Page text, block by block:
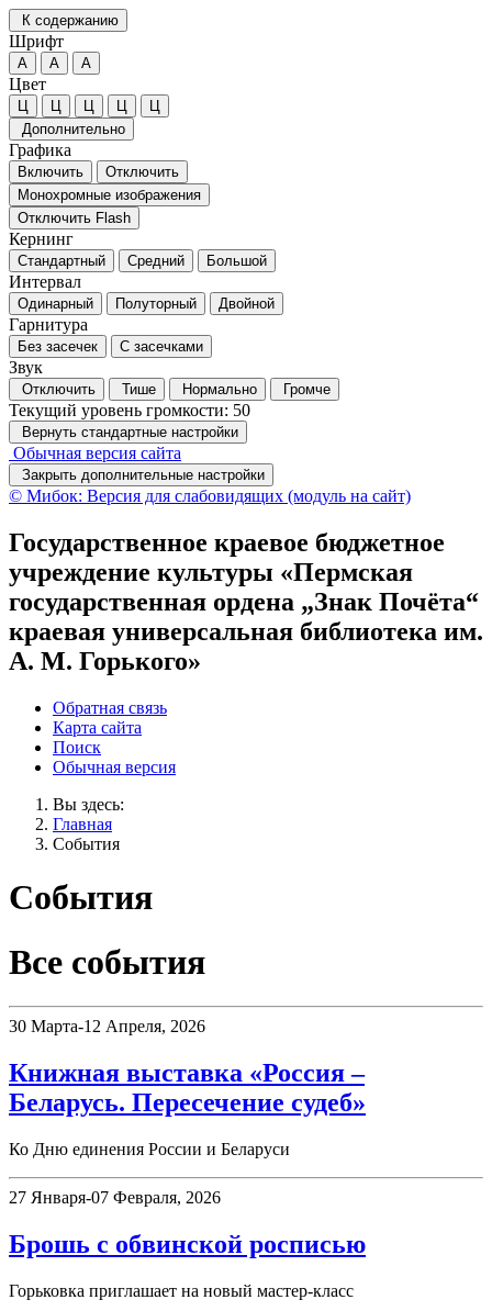
К содержанию
Шрифт
А А А
Цвет
Ц Ц Ц Ц
Ц
Дополнительно
Графика
Включить
Отключить
Монохромные изображения
Отключить Flash
Кернинг
Стандартный Средний Большой
Интервал
Одинарный Полуторный Двойной
Гарнитура
Без засечек С засечками
Звук
Отключить Тише Нормально Громче
Текущий уровень громкости: 50
Вернуть стандартные настройки
Обычная версия сайта
Закрыть дополнительные настройки
© Мибок: Версия для слабовидящих (модуль на сайт)
Государственное краевое бюджетное
учреждение культуры «Пермская
государственная ордена „Знак Почёта“
краевая универсальная библиотека им.
А. М. Горького»
Обратная связь
Карта сайта
Поиск
Обычная версия
Вы здесь:
Главная
События
События
Все события
30 Марта-12 Апреля, 2026
Книжная выставка «Россия –
Беларусь. Пересечение судеб»
Ко Дню единения России и Беларуси
27 Января-07 Февраля, 2026
Брошь с обвинской росписью
Горьковка приглашает на новый мастер-класс